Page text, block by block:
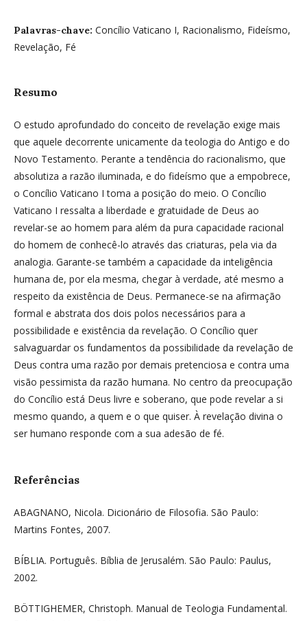
Palavras-chave: Concílio Vaticano I, Racionalismo, Fideísmo,
Revelação, Fé
Resumo
O estudo aprofundado do conceito de revelação exige mais
que aquele decorrente unicamente da teologia do Antigo e do
Novo Testamento. Perante a tendência do racionalismo, que
absolutiza a razão iluminada, e do fideísmo que a empobrece,
o Concílio Vaticano I toma a posição do meio. O Concílio
Vaticano I ressalta a liberdade e gratuidade de Deus ao
revelar-se ao homem para além da pura capacidade racional
do homem de conhecê-lo através das criaturas, pela via da
analogia. Garante-se também a capacidade da inteligência
humana de, por ela mesma, chegar à verdade, até mesmo a
respeito da existência de Deus. Permanece-se na afirmação
formal e abstrata dos dois polos necessários para a
possibilidade e existência da revelação. O Concílio quer
salvaguardar os fundamentos da possibilidade da revelação de
Deus contra uma razão por demais pretenciosa e contra uma
visão pessimista da razão humana. No centro da preocupação
do Concílio está Deus livre e soberano, que pode revelar a si
mesmo quando, a quem e o que quiser. À revelação divina o
ser humano responde com a sua adesão de fé.
Referências
ABAGNANO, Nicola. Dicionário de Filosofia. São Paulo:
Martins Fontes, 2007.
BÍBLIA. Português. Bíblia de Jerusalém. São Paulo: Paulus,
2002.
BÖTTIGHEMER, Christoph. Manual de Teologia Fundamental.